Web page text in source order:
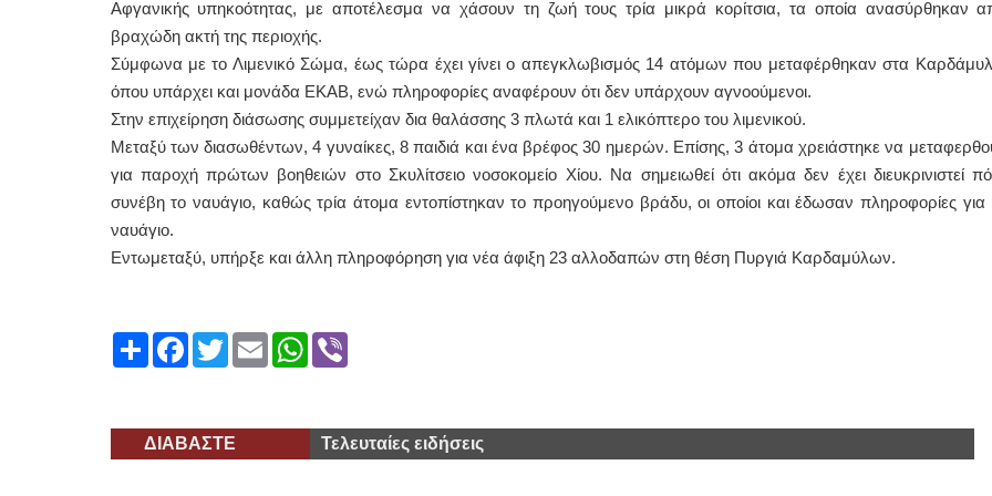
Αφγανικής υπηκοότητας, με αποτέλεσμα να χάσουν τη ζωή τους τρία μικρά κορίτσια, τα οποία ανασύρθηκαν
βραχώδη ακτή της περιοχής.
Σύμφωνα με το Λιμενικό Σώμα, έως τώρα έχει γίνει ο απεγκλωβισμός 14 ατόμων που μεταφέρθηκαν στα
όπου υπάρχει και μονάδα ΕΚΑΒ, ενώ πληροφορίες αναφέρουν ότι δεν υπάρχουν αγνοούμενοι.
Στην επιχείρηση διάσωσης συμμετείχαν δια θαλάσσης 3 πλωτά και 1 ελικόπτερο του λιμενικού.
Μεταξύ των διασωθέντων, 4 γυναίκες, 8 παιδιά και ένα βρέφος 30 ημερών. Επίσης, 3 άτομα χρειάστηκε να
για παροχή πρώτων βοηθειών στο Σκυλίτσειο νοσοκομείο Χίου. Να σημειωθεί ότι ακόμα δεν έχει διευκρινιστεί
συνέβη το ναυάγιο, καθώς τρία άτομα εντοπίστηκαν το προηγούμενο βράδυ, οι οποίοι και έδωσαν πληροφορίες για
ναυάγιο.
Εντωμεταξύ, υπήρξε και άλλη πληροφόρηση για νέα άφιξη 23 αλλοδαπών στη θέση Πυργιά Καρδαμύλων.
ShareFacebook
TwitterEmailWhatsApp
Viber
ΔΙΑΒΑΣΤΕ Τελευταίες ειδήσεις
ΧΕΙΡΟΥΡΓΟΣ
ΟΦΘΑΛΜΙΑΤΡΟΣ
Διδάκτωρ Ιατρικής Σχολής
Καλλιπόλεως 3,Νέα Σμύρνη,
Καβέτσου 10, Μυτιλήνη, τηλ:
2251038065